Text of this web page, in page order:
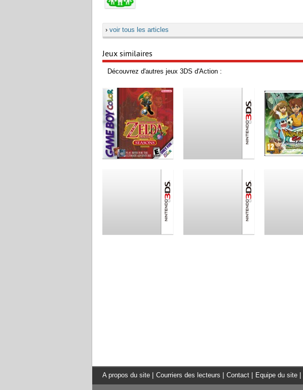
› voir tous les articles
Jeux similaires
Découvrez d'autres jeux 3DS d'Action :
A propos du site Courriers des lecteurs Contact Equipe du site